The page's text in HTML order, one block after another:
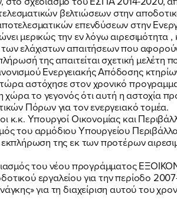
ΠΟΙΑ
ΕΡΓΟ
βελτιώσεων στην
επενδύσεων στην
μερικώς την εν λόγω αιρεσιμότητα ,
των ελάχιστων απαιτήσεων που
της απαιτείται σχετική
Ενεργειακής Απόδοσης
αστόχησε στον χρονικό
τη χώρα το γεγονός ότι αυτή η
Πόρων για τον ενεργειακό τομέα.
κ.κ. Υπουργοί Οικονομίας και
του αρμόδιου Υπουργείου
της εκ των προτέρων
του νέου προγράμματος
εργαλείου για την περίοδο
για τη διαχείριση αυτού του